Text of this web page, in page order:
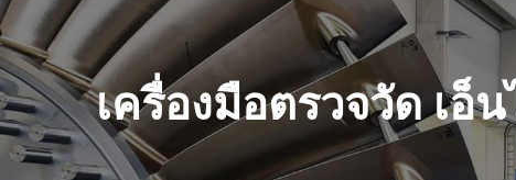
เครื่องมือตรวจวัด เอ็